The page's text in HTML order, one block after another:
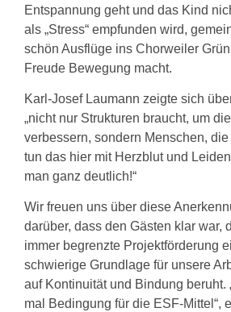
Entspannung geht und das Kind
als „Stress“ empfunden wird,
schön Ausflüge ins Chorweiler
Freude Bewegung macht.
Karl-Josef Laumann zeigte sich
„nicht nur Strukturen braucht, um
verbessern, sondern Menschen,
tun das hier mit Herzblut und
man ganz deutlich!“
Wir freuen uns über diese
darüber, dass den Gästen klar war,
immer begrenzte Projektförderung
schwierige Grundlage für unsere
auf Kontinuität und Bindung beruht.
mal Bedingung für die ESF-Mittel“,